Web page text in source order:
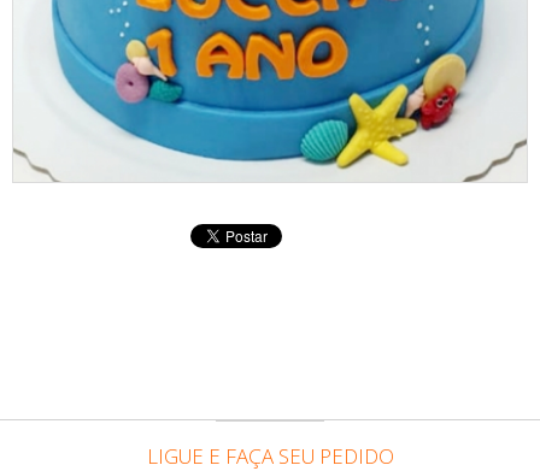
LIGUE E FAÇA SEU PEDIDO